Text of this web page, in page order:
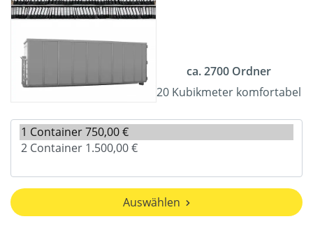
ca. 2700 Ordner
20 Kubikmeter komfortabel
Auswählen